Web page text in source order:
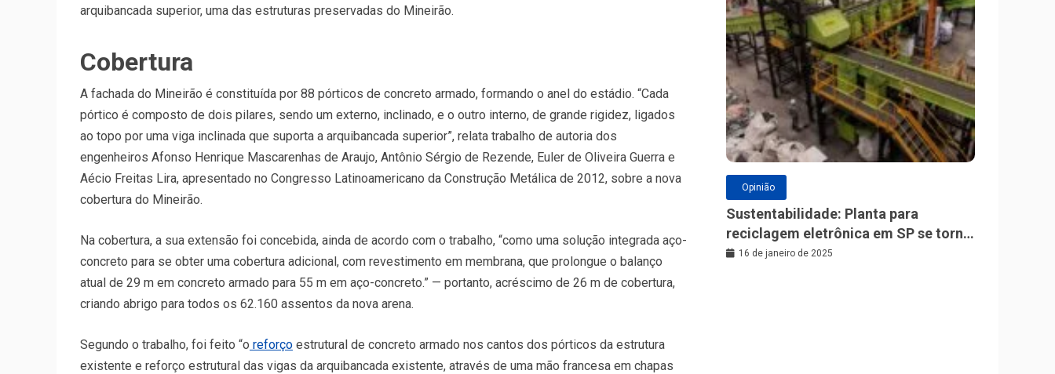
arquibancada superior, uma das estruturas preservadas do Mineirão.
Cobertura
A fachada do Mineirão é constituída por 88 pórticos de concreto armado, formando o anel do estádio. “Cada
pórtico é composto de dois pilares, sendo um externo, inclinado, e o outro interno, de grande rigidez, ligados
ao topo por uma viga inclinada que suporta a arquibancada superior”, relata trabalho de autoria dos
engenheiros Afonso Henrique Mascarenhas de Araujo, Antônio Sérgio de Rezende, Euler de Oliveira Guerra e
Aécio Freitas Lira, apresentado no Congresso Latinoamericano da Construção Metálica de 2012, sobre a nova
cobertura do Mineirão.
Na cobertura, a sua extensão foi concebida, ainda de acordo com o trabalho, “como uma solução integrada aço-
concreto para se obter uma cobertura adicional, com revestimento em membrana, que prolongue o balanço
atual de 29 m em concreto armado para 55 m em aço-concreto.” — portanto, acréscimo de 26 m de cobertura,
criando abrigo para todos os 62.160 assentos da nova arena.
Segundo o trabalho, foi feito “o reforço estrutural de concreto armado nos cantos dos pórticos da estrutura
existente e reforço estrutural das vigas da arquibancada existente, através de uma mão francesa em chapas
Opinião
Sustentabilidade: Planta para
reciclagem eletrônica em SP se torna
a maior da América Latina
16 de janeiro de 2025